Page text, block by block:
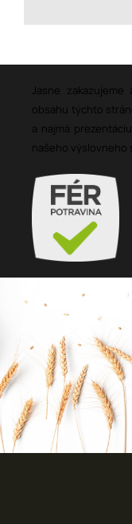
Jasne
obsahu týchto
a najmä
našeho výslovneho